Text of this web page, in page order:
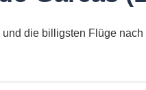
die billigsten Flüge nach